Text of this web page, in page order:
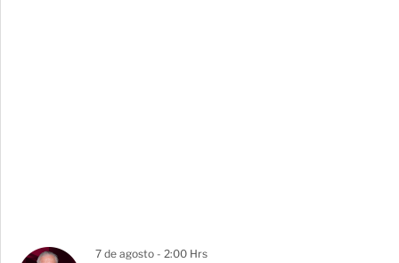
7 de agosto - 2:00 Hrs